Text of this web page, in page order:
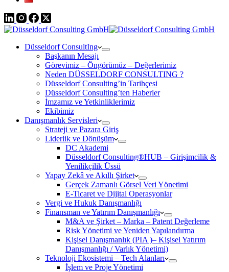
Düsseldorf ConsultIng
Başkanın Mesajı
Görevimiz – Öngörümüz – Değerlerimiz
Neden DÜSSELDORF CONSULTING ?
Düsseldorf Consulting’in Tarihçesi
Düsseldorf Consulting’ten Haberler
İmzamız ve Yetkinliklerimiz
Ekibimiz
Danışmanlık Servisleri
Strateji ve Pazara Giriş
Liderlik ve Dönüşüm
DC Akademi
Düsseldorf Consulting®HUB – Girişimcilik &
Yenilikçilik Üssü
Yapay Zekâ ve Akıllı Şirket
Gerçek Zamanlı Görsel Veri Yönetimi
E-Ticaret ve Dijital Operasyonlar
Vergi ve Hukuk Danışmanlığı
Finansman ve Yatırım Danışmanlığı
M&A ve Şirket – Marka – Patent Değerleme
Risk Yönetimi ve Yeniden Yapılandırma
Kişisel Danışmanlık (PIA )– Kişisel Yatırım
Danışmanlığı / Varlık Yönetimi)
Teknoloji Ekosistemi – Tech Alanları
İşlem ve Proje Yönetimi